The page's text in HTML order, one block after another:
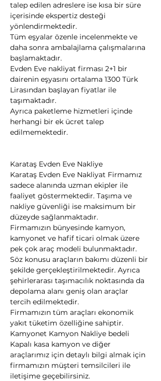
talep edilen adreslere ise kısa bir süre
içerisinde ekspertiz desteği
yönlendirmektedir.
Tüm eşyalar özenle incelenmekte ve
daha sonra ambalajlama çalışmalarına
başlamaktadır.
Evden Eve nakliyat firması 2+1 bir
dairenin eşyasını ortalama 1300 Türk
Lirasından başlayan fiyatlar ile
taşımaktadır.
Ayrıca paketleme hizmetleri içinde
herhangi bir ek ücret talep
edilmemektedir.
Karataş Evden Eve Nakliye
Karataş Evden Eve Nakliyat Firmamız
sadece alanında uzman ekipler ile
faaliyet göstermektedir. Taşıma ve
nakliye güvenliği ise maksimum bir
düzeyde sağlanmaktadır.
Firmamızın bünyesinde kamyon,
kamyonet ve hafif ticari olmak üzere
pek çok araç modeli bulunmaktadır.
Söz konusu araçların bakımı düzenli bir
şekilde gerçekleştirilmektedir. Ayrıca
şehirlerarası taşımacılık noktasında da
depolama alanı geniş olan araçlar
tercih edilmektedir.
Firmamızın tüm araçları ekonomik
yakıt tüketim özelliğine sahiptir.
Kamyonet Kamyon Nakliye bedeli
Kapalı kasa kamyon ve diğer
araçlarımız için detaylı bilgi almak için
firmamızın müşteri temsilcileri ile
iletişime geçebilirsiniz.